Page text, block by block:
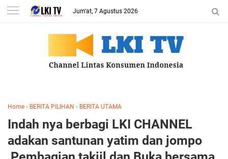
Jum'at, 7 Agustus 2026
Home › BERITA PILIHAN › BERITA UTAMA
Indah nya berbagi LKI CHANNEL
adakan santunan yatim dan jompo